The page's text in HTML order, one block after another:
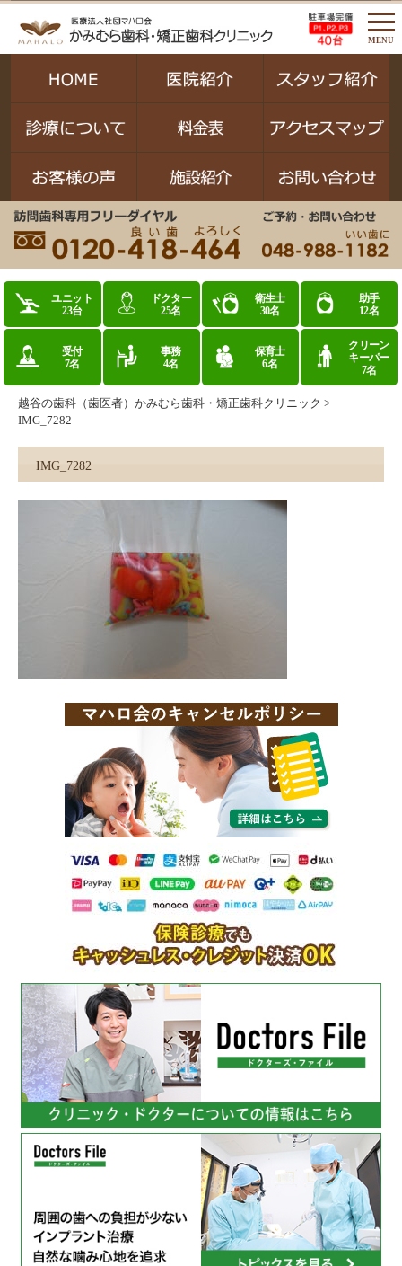
MENU
ユニット
23台
ドクター
25名
衛生士
30名
助手
12名
受付
7名
事務
4名
保育士
6名
クリーン
キーパー
7名
越谷の歯科（歯医者）かみむら歯科・矯正歯科クリニック >
IMG_7282
IMG_7282